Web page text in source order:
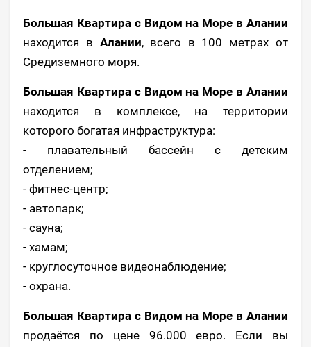
Большая Квартира с Видом на Море в Алании
находится в Алании, всего в 100 метрах от
Средиземного моря.
Большая Квартира с Видом на Море в Алании
находится в комплексе, на территории
которого богатая инфраструктура:
- плавательный бассейн с детским
отделением;
- фитнес-центр;
- автопарк;
- сауна;
- хамам;
- круглосуточное видеонаблюдение;
- охрана.
Большая Квартира с Видом на Море в Алании
продаётся по цене 96.000 евро. Если вы